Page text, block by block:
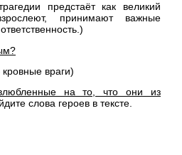
предстаёт как великий
принимают важные
враги)
на то, что они из
слова героев в тексте.